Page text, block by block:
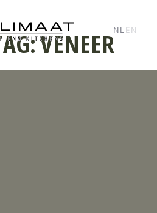
NLEN
VENEER